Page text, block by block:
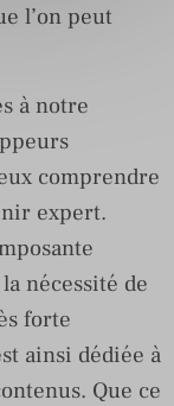
l’on peut
à notre
comprendre
expert.
nécessité de
forte
ainsi dédiée à
Que ce